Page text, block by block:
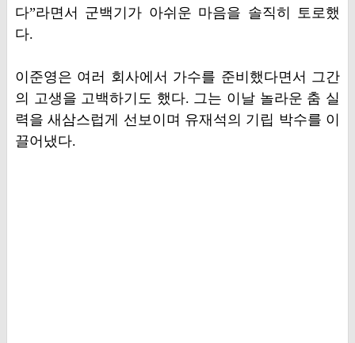
다”라면서 군백기가 아쉬운 마음을 솔직히 토로했
다.
이준영은 여러 회사에서 가수를 준비했다면서 그간
의 고생을 고백하기도 했다. 그는 이날 놀라운 춤 실
력을 새삼스럽게 선보이며 유재석의 기립 박수를 이
끌어냈다.